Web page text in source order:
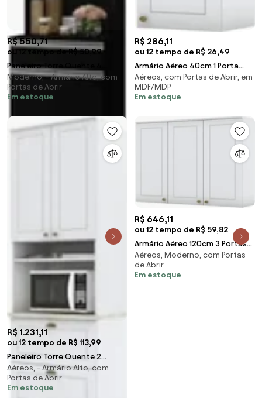
R$ 550,71
ou 12 tempo de R$ 50,99
Paneleiro Torre Quente 4
Portas Com Adega Andréia
Preto - AJL Móveis
Moderno, - Armário Alto, com
Portas de Abrir
Em estoque
R$ 286,11
ou 12 tempo de R$ 26,49
Armário Aéreo 40cm 1 Porta
100% MDF Americana Branco HP
- Henn
Aéreos, com Portas de Abrir, em
MDF/MDP
Em estoque
R$ 1.231,11
ou 12 tempo de R$ 113,99
Paneleiro Torre Quente 2
Portas 1 Nicho para Forno 100%
MDF Americana
Aéreos, - Armário Alto, com
Portas de Abrir
Em estoque
R$ 646,11
ou 12 tempo de R$ 59,82
Armário Aéreo 120cm 3 Portas
100% MDF Americana Branco HP
- Henn
Aéreos, Moderno, com Portas
de Abrir
Em estoque